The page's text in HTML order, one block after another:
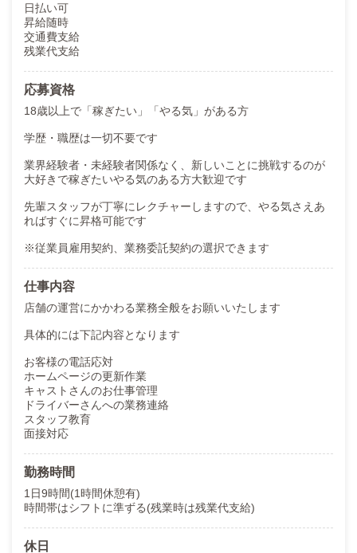
日払い可
昇給随時
交通費支給
残業代支給
応募資格
18歳以上で「稼ぎたい」「やる気」がある方
学歴・職歴は一切不要です
業界経験者・未経験者関係なく、新しいことに挑戦するのが
大好きで稼ぎたいやる気のある方大歓迎です
先輩スタッフが丁寧にレクチャーしますので、やる気さえあ
ればすぐに昇格可能です
※従業員雇用契約、業務委託契約の選択できます
仕事内容
店舗の運営にかかわる業務全般をお願いいたします
具体的には下記内容となります
お客様の電話応対
ホームページの更新作業
キャストさんのお仕事管理
ドライバーさんへの業務連絡
スタッフ教育
面接対応
勤務時間
1日9時間(1時間休憩有)
時間帯はシフトに準ずる(残業時は残業代支給)
休日